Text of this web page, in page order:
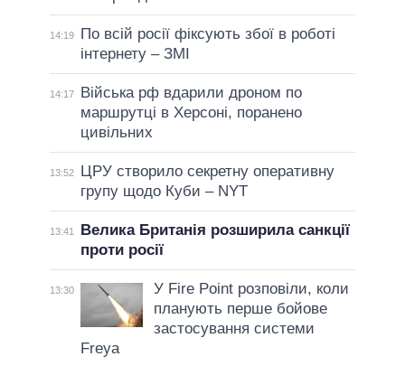
14:19
По всій росії фіксують збої в роботі
інтернету – ЗМІ
14:17
Війська рф вдарили дроном по
маршрутці в Херсоні, поранено
цивільних
13:52
ЦРУ створило секретну оперативну
групу щодо Куби – NYT
13:41
Велика Британія розширила санкції
проти росії
13:30
У Fire Point розповіли, коли
планують перше бойове
застосування системи
Freya